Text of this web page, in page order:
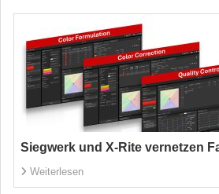
Siegwerk und X-Rite vernetzen
Weiterlesen